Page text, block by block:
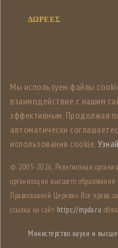
ΔΩΡΕΕΣ
Мы используем файлы
взаимодействие с нашим
эффективным. Продолжая
автоматически
использования cookie.
© 2005-2026, Религиозная
организация высшего
Православной Церкви». Все права
ссылка на сайт https://mpda.ru
Министерство науки и